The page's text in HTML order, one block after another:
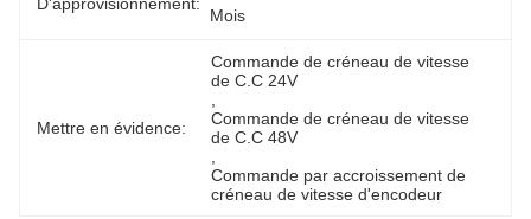
Mois
Mettre en évidence:
Commande de créneau de vitesse
de C.C 24V
Commande de créneau de vitesse
de C.C 48V
Commande par accroissement de
créneau de vitesse d'encodeur